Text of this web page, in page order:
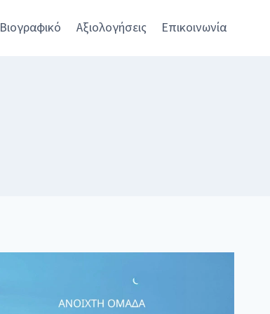
Βιογραφικό Αξιολογήσεις Επικοινωνία